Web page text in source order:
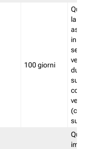
100 giorni
la
in